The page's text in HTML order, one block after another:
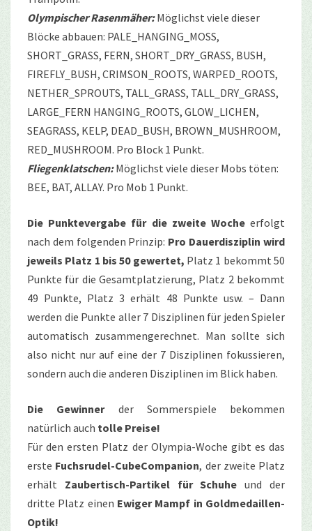
Olympischer Rasenmäher:Möglichst viele dieser
Blöcke abbauen: PALE_HANGING_MOSS,
SHORT_GRASS, FERN, SHORT_DRY_GRASS, BUSH,
FIREFLY_BUSH, CRIMSON_ROOTS, WARPED_ROOTS,
NETHER_SPROUTS, TALL_GRASS, TALL_DRY_GRASS,
LARGE_FERN HANGING_ROOTS, GLOW_LICHEN,
SEAGRASS, KELP, DEAD_BUSH, BROWN_MUSHROOM,
RED_MUSHROOM. Pro Block 1 Punkt.
Fliegenklatschen:Möglichst viele dieser Mobs töten:
BEE, BAT, ALLAY. Pro Mob 1 Punkt.
Die Punktevergabe für die zweite Wocheerfolgt
nach dem folgenden Prinzip: Pro Dauerdisziplin wird
jeweils Platz 1 bis 50 gewertet, Platz 1 bekommt 50
Punkte für die Gesamtplatzierung, Platz 2 bekommt
49 Punkte, Platz 3 erhält 48 Punkte usw. – Dann
werden die Punkte aller 7 Disziplinen für jeden Spieler
automatisch zusammengerechnet. Man sollte sich
also nicht nur auf eine der 7 Disziplinen fokussieren,
sondern auch die anderen Disziplinen im Blick haben.
Die Gewinnerder Sommerspiele bekommen
natürlich auch tolle Preise!
Für den ersten Platz der Olympia-Woche gibt es das
erste Fuchsrudel-CubeCompanion, der zweite Platz
erhält Zaubertisch-Partikel für Schuhe und der
dritte Platz einen Ewiger Mampf in Goldmedaillen-
Optik!